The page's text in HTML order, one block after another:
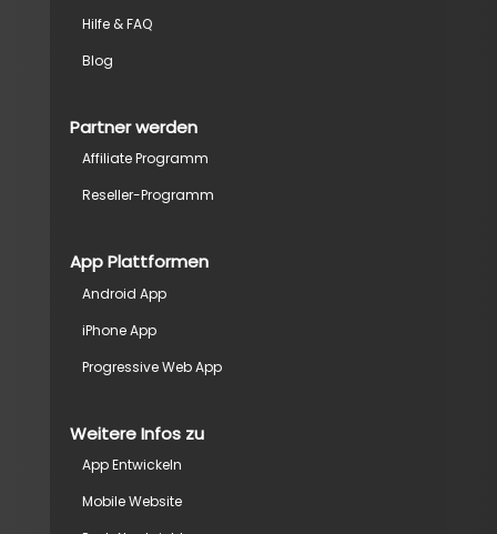
Hilfe & FAQ
Blog
Partner werden
Affiliate Programm
Reseller-Programm
App Plattformen
Android App
iPhone App
Progressive Web App
Weitere Infos zu
App Entwickeln
Mobile Website